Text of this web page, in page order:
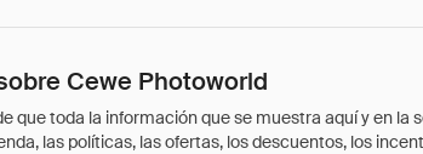
Cewe Photoworld
que toda la información que se muestra aquí y en
las políticas, las ofertas, los descuentos, los